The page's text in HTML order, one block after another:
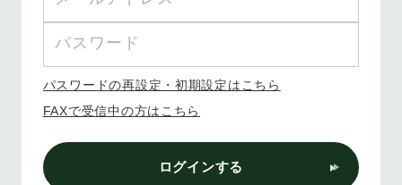
パスワードの再設定・初期設定はこちら
FAXで受信中の方はこちら
ログインする